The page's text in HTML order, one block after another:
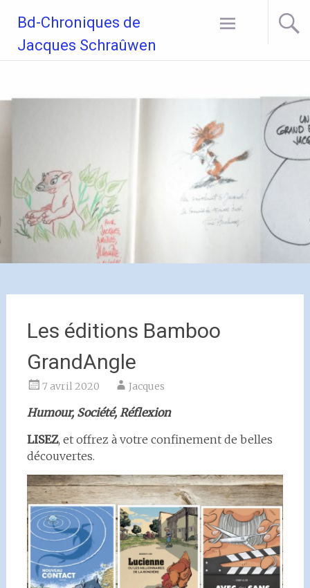
contenu
principal
Bd-Chroniques de
Jacques Schraûwen
Les éditions Bamboo
GrandAngle
7 avril 2020 Jacques
Humour, Société, Réflexion
LISEZ, et offrez à votre confinement de belles
découvertes.